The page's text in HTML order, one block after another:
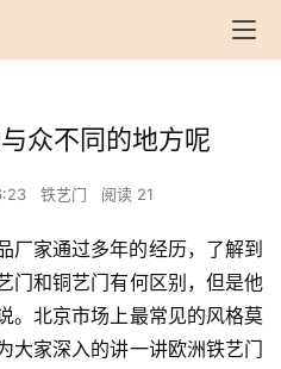
众不同的地方呢
铁艺门 阅读 21
厂家通过多年的经历，了解到
门和铜艺门有何区别，但是他
。北京市场上最常见的风格莫
大家深入的讲一讲欧洲铁艺门